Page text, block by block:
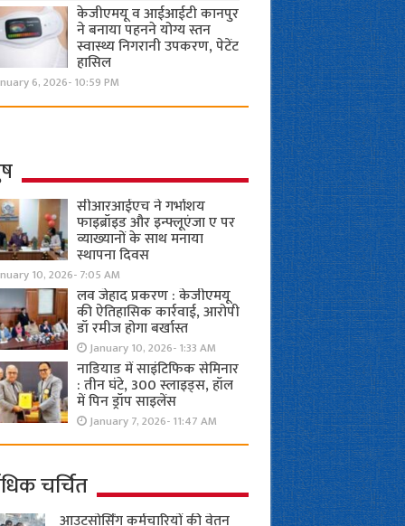
केजीएमयू व आईआईटी कानपुर
ने बनाया पहनने योग्य स्तन
स्वास्थ्य निगरानी उपकरण, पेटेंट
हासिल
6, 2026- 10:59 PM
सीआरआईएच ने गर्भाशय
फाइब्रॉइड और इन्फ्लूएंजा ए पर
व्याख्यानों के साथ मनाया
स्थापना दिवस
10, 2026- 7:05 AM
लव जेहाद प्रकरण : केजीएमयू
की ऐतिहासिक कार्रवाई, आरोपी
डॉ रमीज होगा बर्खास्त
January 10, 2026- 1:33 AM
नाडियाड में साइंटिफिक सेमिनार
: तीन घंटे, 300 स्लाइड्स, हॉल
में पिन ड्रॉप साइलेंस
January 7, 2026- 11:47 AM
चर्चित
आउटसोर्सिंग कर्मचारियों की वेतन